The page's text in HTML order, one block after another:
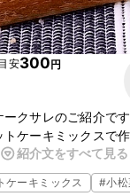
安300円
クサレのご紹介で
ケーキミックスで
もおいしいですよ。
紹介文をすべて見る
ケーキミックス #小